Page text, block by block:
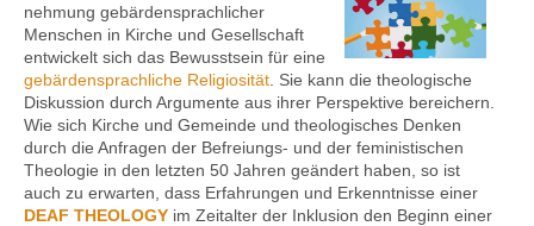
nehmung gebärden­sprachlicher
Menschen in Kirche und Gesellschaft
entwickelt sich das Bewusst­sein für eine
gebärdensprachliche Religiosität . Sie kann die theolo­gische
Diskussion durch Argumente aus ihrer Perspektive bereichern.
Wie sich Kirche und Gemeinde und theologisches Denken
durch die Anfragen der Befreiungs- und der feministischen
Theologie in den letzten 50 Jahren geändert haben, so ist
auch zu erwarten, dass Erfahrungen und Erkennt­nisse einer
DEAF THEOLOGY im Zeitalter der Inklusion den Beginn einer